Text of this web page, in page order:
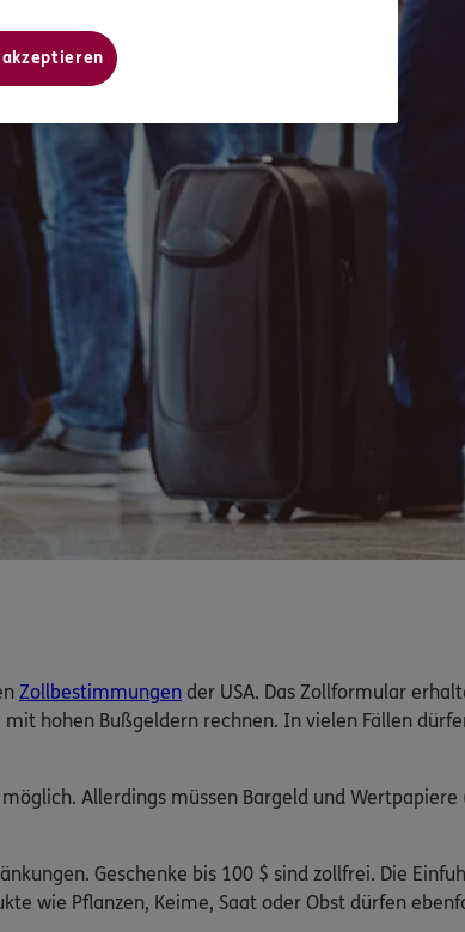
Zollbestimmungen der USA. Das Zollformular
hohen Bußgeldern rechnen. In vielen Fällen
Allerdings müssen Bargeld und
Geschenke bis 100 $ sind zollfrei. Die
wie Pflanzen, Keime, Saat oder Obst dürfen